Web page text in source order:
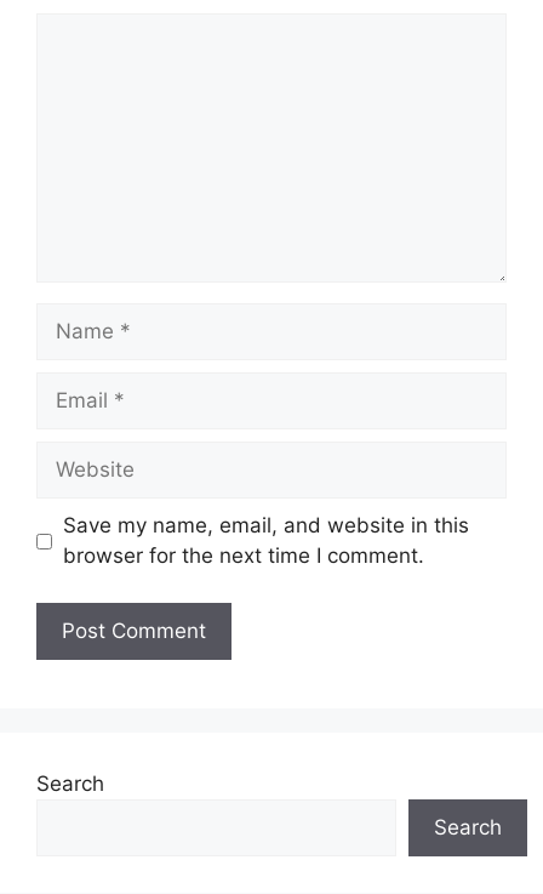
Name
Email
Website
Save my name, email, and website in this
browser for the next time I comment.
Search
Search